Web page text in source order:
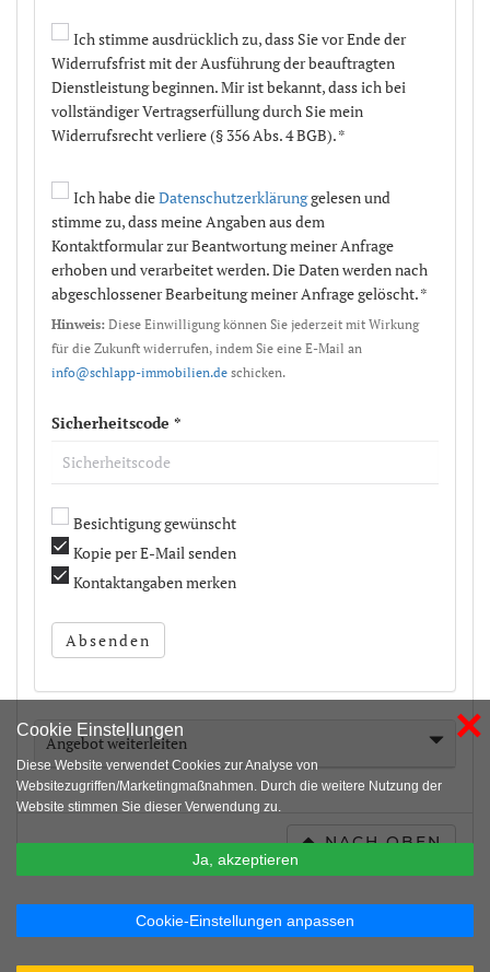
Ich stimme ausdrücklich zu, dass Sie vor Ende der
Widerrufsfrist mit der Ausführung der beauftragten
Dienstleistung beginnen. Mir ist bekannt, dass ich bei
vollständiger Vertragserfüllung durch Sie mein
Widerrufsrecht verliere (§ 356 Abs. 4 BGB). *
Ich habe dieDatenschutzerklärunggelesen und
stimme zu, dass meine Angaben aus dem
Kontaktformular zur Beantwortung meiner Anfrage
erhoben und verarbeitet werden. Die Daten werden nach
abgeschlossener Bearbeitung meiner Anfrage gelöscht. *
Hinweis: Diese Einwilligung können Sie jederzeit mit Wirkung
für die Zukunft widerrufen, indem Sie eine E-Mail an
info@schlapp-immobilien.de schicken.
Sicherheitscode *
Besichtigung gewünscht
Kopie per E-Mail senden
Kontaktangaben merken
Absenden
Angebot weiterleiten
NACH OBEN
×
Cookie Einstellungen
Diese Website verwendet Cookies zur Analyse von
Websitezugriffen/Marketingmaßnahmen. Durch die weitere Nutzung der
Website stimmen Sie dieser Verwendung zu.
Ja, akzeptieren
Cookie-Einstellungen anpassen